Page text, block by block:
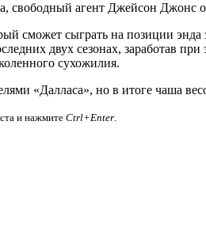
свободный агент Джейсон Джонс
сможет сыграть на позиции
двух сезонах, заработав
сухожилия.
«Далласа», но в итоге чаша
и нажмите Ctrl+Enter.